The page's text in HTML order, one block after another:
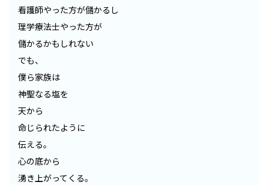
看護師やった方が儲かるし
理学療法士やった方が
儲かるかもしれない
でも、
僕ら家族は
神聖なる塩を
天から
命じられたように
伝える。
心の底から
湧き上がってくる。